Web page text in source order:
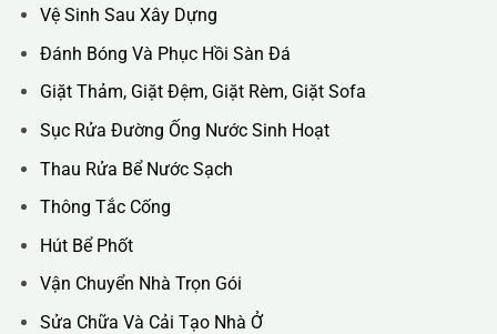
Trụ Sở Chính :36C Ngõ 89 Lê Đức Thọ - Phường Từ Liêm -
TP Hà Nội
Hotline : 0388.444.445